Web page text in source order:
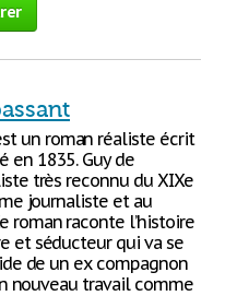
un roman réaliste écrit
en 1835. Guy de
très reconnu du XIXe
journaliste et au
roman raconte l’histoire
et séducteur qui va se
de un ex compagnon
nouveau travail comme